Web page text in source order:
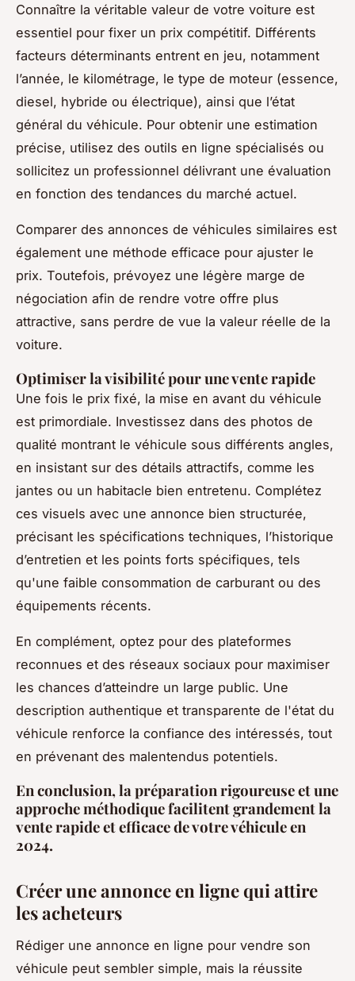
Connaître la véritable valeur de votre voiture est
essentiel pour fixer un prix compétitif. Différents
facteurs déterminants entrent en jeu, notamment
l’année, le kilométrage, le type de moteur (essence,
diesel, hybride ou électrique), ainsi que l’état
général du véhicule. Pour obtenir une estimation
précise, utilisez des outils en ligne spécialisés ou
sollicitez un professionnel délivrant une évaluation
en fonction des tendances du marché actuel.
Comparer des annonces de véhicules similaires est
également une méthode efficace pour ajuster le
prix. Toutefois, prévoyez une légère marge de
négociation afin de rendre votre offre plus
attractive, sans perdre de vue la valeur réelle de la
voiture.
Optimiser la visibilité pour une vente rapide
Une fois le prix fixé, la mise en avant du véhicule
est primordiale. Investissez dans des photos de
qualité montrant le véhicule sous différents angles,
en insistant sur des détails attractifs, comme les
jantes ou un habitacle bien entretenu. Complétez
ces visuels avec une annonce bien structurée,
précisant les spécifications techniques, l’historique
d’entretien et les points forts spécifiques, tels
qu'une faible consommation de carburant ou des
équipements récents.
En complément, optez pour des plateformes
reconnues et des réseaux sociaux pour maximiser
les chances d’atteindre un large public. Une
description authentique et transparente de l'état du
véhicule renforce la confiance des intéressés, tout
en prévenant des malentendus potentiels.
En conclusion, la préparation rigoureuse et une
approche méthodique facilitent grandement la
vente rapide et efficace de votre véhicule en
2024.
Créer une annonce en ligne qui attire
les acheteurs
Rédiger une annonce en ligne pour vendre son
véhicule peut sembler simple, mais la réussite